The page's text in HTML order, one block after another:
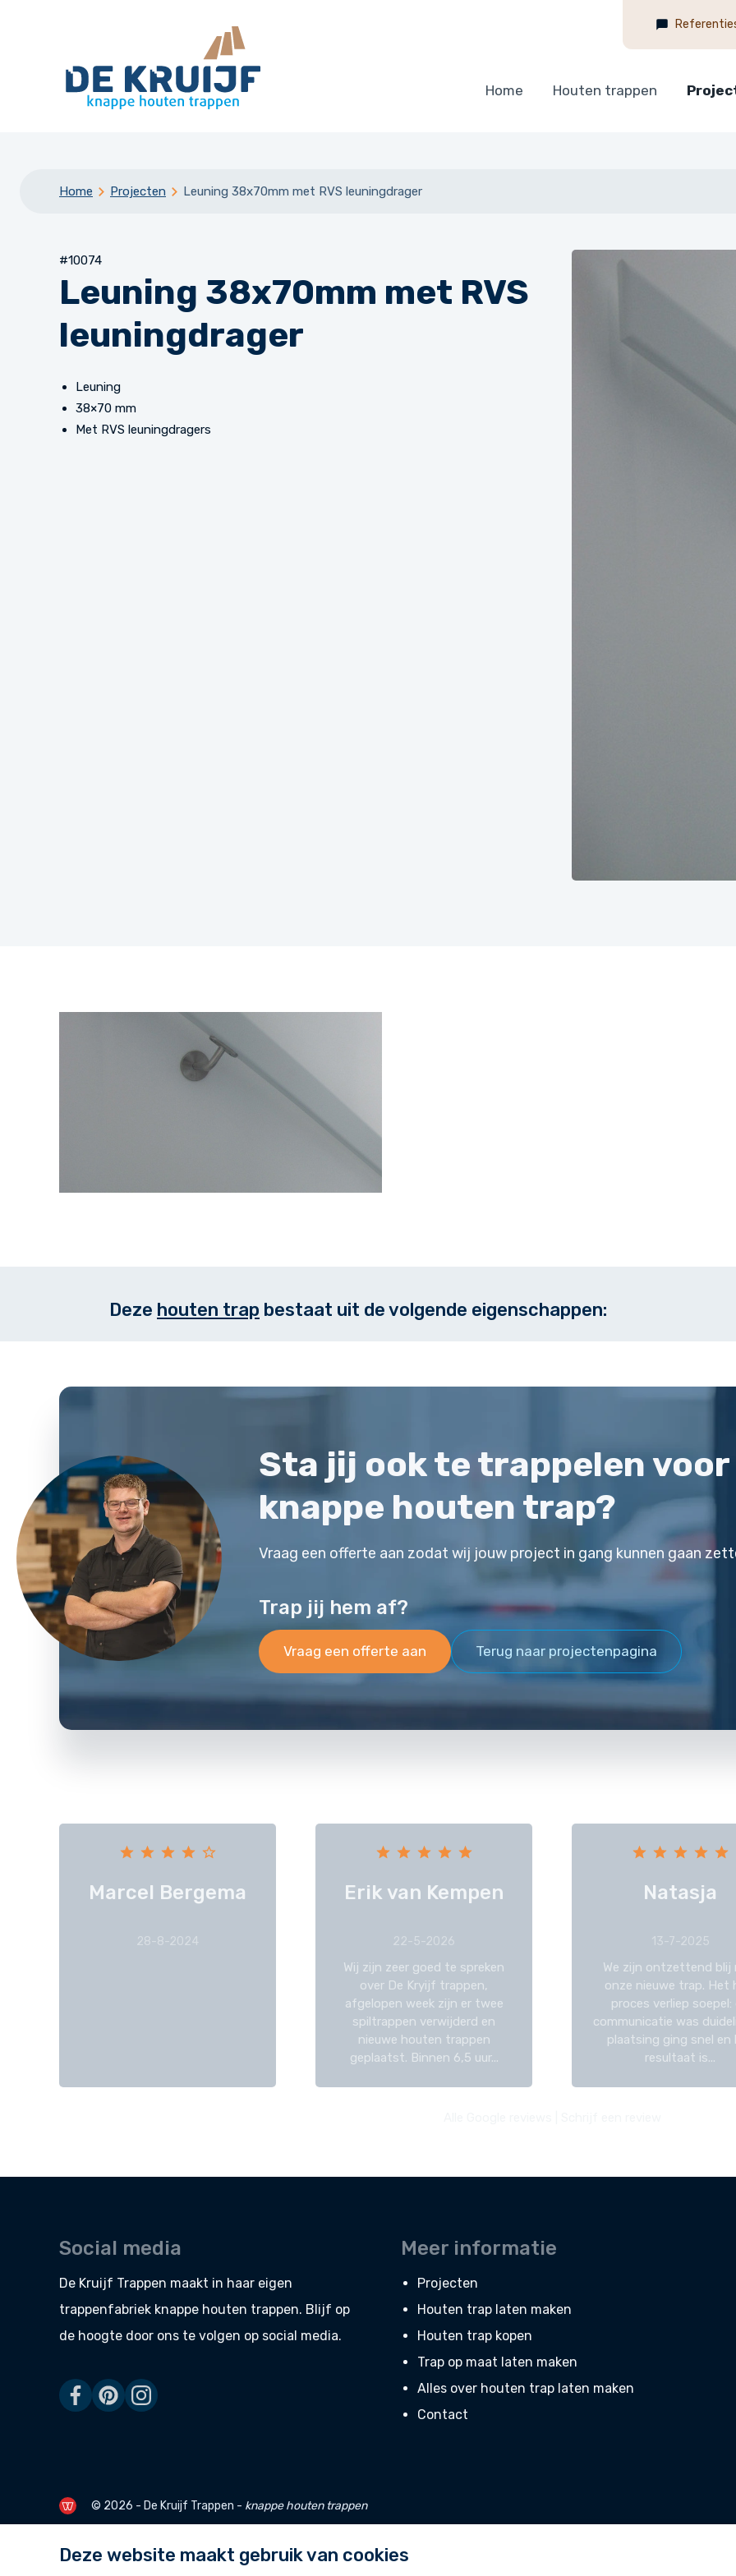
Home Houten trappen
Home Projecten Leuning 38x70mm met RVS leuningdrager
#10074
Leuning 38x70mm met RVS
leuningdrager
Leuning
38×70 mm
Met RVS leuningdragers
Deze houten trap bestaat uit de volgende eigenschappen:
Sta jij ook te trappelen voor
knappe houten trap?
Vraag een offerte aan zodat wij jouw project in gang kunnen gaan
Trap jij hem af?
Vraag een offerte aan Terug naar projectenpagina
Marcel Bergema
28-8-2024
Erik van Kempen
22-5-2026
Wij zijn zeer goed te spreken
over De Kryijf trappen,
afgelopen week zijn er twee
spiltrappen verwijderd en
nieuwe houten trappen
geplaatst. Binnen 6,5 uur...
Natasja
13-7-2025
We zijn ontzettend blij
onze nieuwe trap. Het
proces verliep soepel:
communicatie was
plaatsing ging snel en
resultaat is...
Social media
De Kruijf Trappen maakt in haar eigen
trappenfabriek knappe houten trappen. Blijf op
de hoogte door ons te volgen op social media.
Meer informatie
Projecten
Houten trap laten maken
Houten trap kopen
Trap op maat laten maken
Alles over houten trap laten maken
Contact
© 2026 - De Kruijf Trappen - knappehouten trappen
Deze website maakt gebruik van cookies